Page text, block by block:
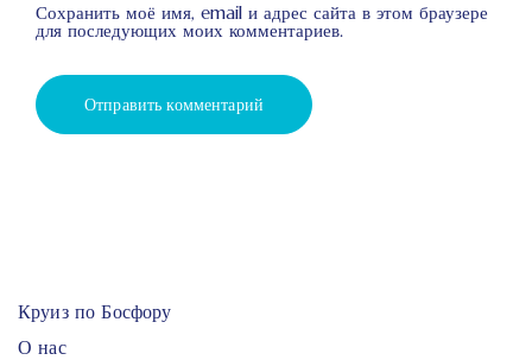
Сохранить моё имя, email и адрес сайта в этом браузере
для последующих моих комментариев.
Круиз по Босфору
О нас